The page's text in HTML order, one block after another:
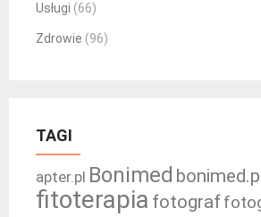
Usługi (66)
Zdrowie (96)
TAGI
apter.pl Bonimed
fitoterapia fotograf